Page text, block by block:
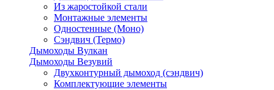
Из жаростойкой стали
Монтажные элементы
Одностенные (Моно)
Сэндвич (Термо)
Дымоходы Вулкан
Дымоходы Везувий
Двухконтурный дымоход (сэндвич)
Комплектующие элементы